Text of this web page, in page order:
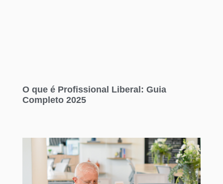
O que é Profissional Liberal: Guia
Completo 2025